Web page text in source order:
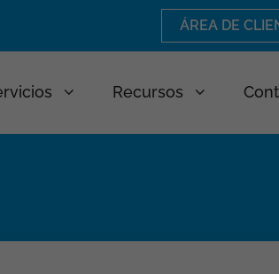
ÁREA DE
Recursos